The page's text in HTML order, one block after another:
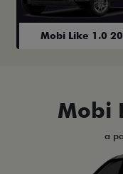
Mobi Like 1.0
Mobi
a